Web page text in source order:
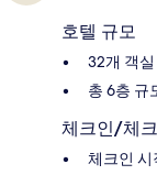
호텔 규모
32개 객실
총 6층 규
체크인/체
체크인 시